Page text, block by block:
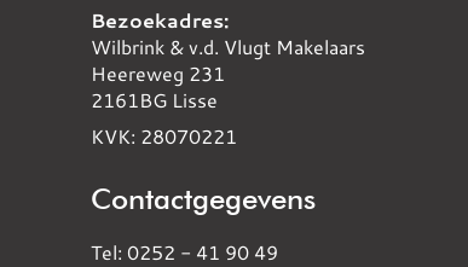
Bezoekadres:
Wilbrink & v.d. Vlugt Makelaars
Heereweg 231
2161BG Lisse
KVK: 28070221
Contactgegevens
Tel: 0252 - 41 90 49